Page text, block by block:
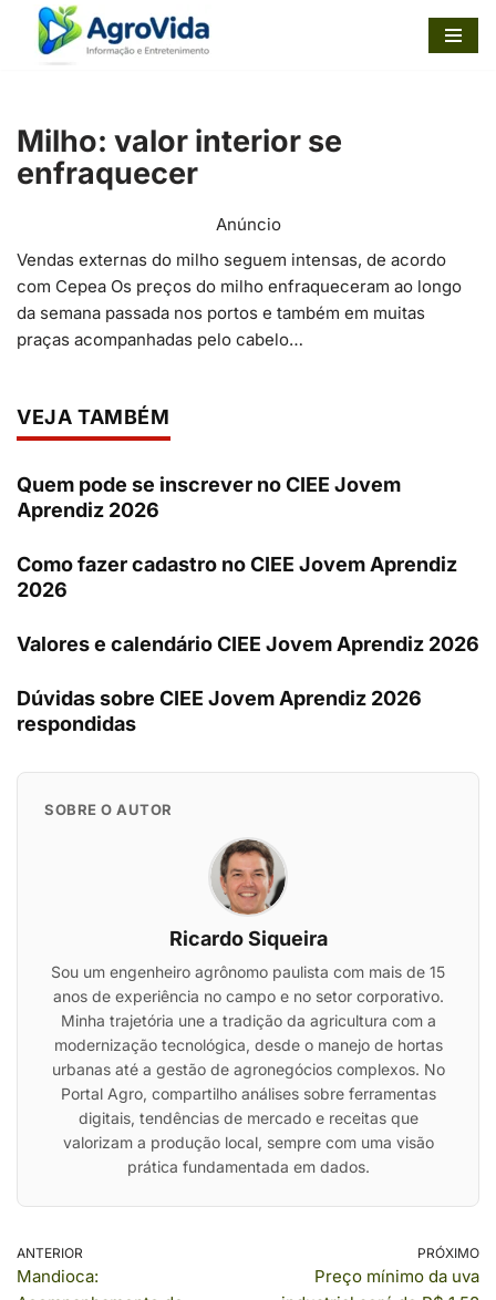
Pular
conteúdo
Milho: valor interior se
enfraquecer
Anúncio
Vendas externas do milho seguem intensas, de acordo
com Cepea Os preços do milho enfraqueceram ao longo
da semana passada nos portos e também em muitas
praças acompanhadas pelo cabelo…
VEJA TAMBÉM
Quem pode se inscrever no CIEE Jovem
Aprendiz 2026
Como fazer cadastro no CIEE Jovem Aprendiz
2026
Valores e calendário CIEE Jovem Aprendiz 2026
Dúvidas sobre CIEE Jovem Aprendiz 2026
respondidas
SOBRE O AUTOR
Ricardo Siqueira
Sou um engenheiro agrônomo paulista com mais de 15
anos de experiência no campo e no setor corporativo.
Minha trajetória une a tradição da agricultura com a
modernização tecnológica, desde o manejo de hortas
urbanas até a gestão de agronegócios complexos. No
Portal Agro, compartilho análises sobre ferramentas
digitais, tendências de mercado e receitas que
valorizam a produção local, sempre com uma visão
prática fundamentada em dados.
ANTERIOR
Mandioca:
PRÓXIMO
Preço mínimo da uva